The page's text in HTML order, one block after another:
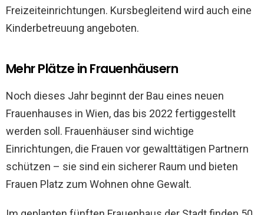
Freizeiteinrichtungen. Kursbegleitend wird auch eine
Kinderbetreuung angeboten.
Mehr Plätze in Frauenhäusern
Noch dieses Jahr beginnt der Bau eines neuen
Frauenhauses in Wien, das bis 2022 fertiggestellt
werden soll. Frauenhäuser sind wichtige
Einrichtungen, die Frauen vor gewalttätigen Partnern
schützen – sie sind ein sicherer Raum und bieten
Frauen Platz zum Wohnen ohne Gewalt.